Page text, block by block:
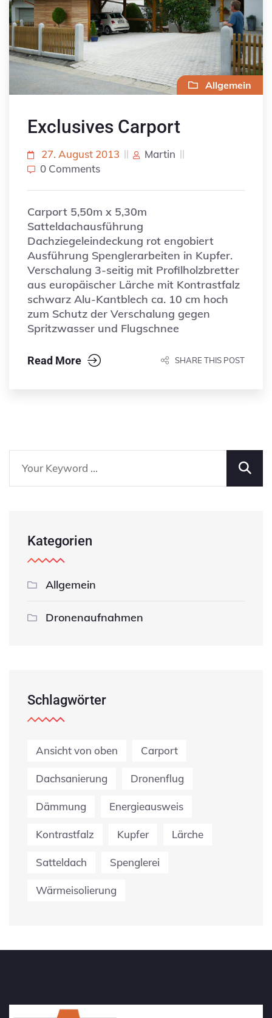
Allgemein
Exclusives Carport
27. August 2013
Martin
0 Comments
Carport 5,50m x 5,30m
Satteldachausführung
Dachziegeleindeckung rot engobiert
Ausführung Spenglerarbeiten in Kupfer.
Verschalung 3-seitig mit Profilholzbretter
aus europäischer Lärche mit Kontrastfalz
schwarz Alu-Kantblech ca. 10 cm hoch
zum Schutz der Verschalung gegen
Spritzwasser und Flugschnee
Read More SHARE THIS POST
Kategorien
Allgemein
Dronenaufnahmen
Schlagwörter
Ansicht von oben Carport
Dachsanierung Dronenflug
Dämmung Energieausweis
Kontrastfalz Kupfer Lärche
Satteldach Spenglerei
Wärmeisolierung